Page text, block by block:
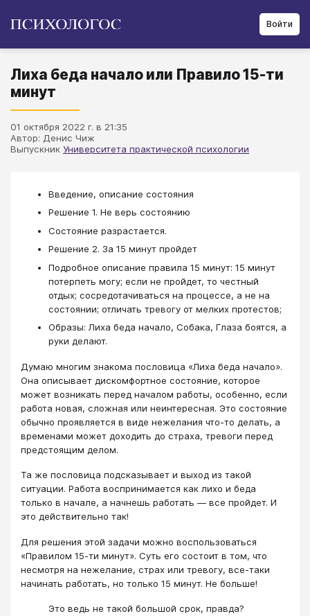
Войти
Лиха беда начало или Правило 15-ти
минут
01 октября 2022 г. в 21:35
Автор: Денис Чиж
Выпускник Университета практической психологии
Введение, описание состояния
Решение 1. Не верь состоянию
Состояние разрастается.
Решение 2. За 15 минут пройдет
Подробное описание правила 15 минут: 15 минут
потерпеть могу; если не пройдет, то честный
отдых; сосредотачиваться на процессе, а не на
состоянии; отличать тревогу от мелких протестов;
Образы: Лиха беда начало, Собака, Глаза боятся, а
руки делают.
Думаю многим знакома пословица «Лиха беда начало».
Она описывает дискомфортное состояние, которое
может возникать перед началом работы, особенно, если
работа новая, сложная или неинтересная. Это состояние
обычно проявляется в виде нежелания что-то делать, а
временами может доходить до страха, тревоги перед
предстоящим делом.
Та же пословица подсказывает и выход из такой
ситуации. Работа воспринимается как лихо и беда
только в начале, а начнешь работать — все пройдет. И
это действительно так!
Для решения этой задачи можно воспользоваться
«Правилом 15-ти минут». Суть его состоит в том, что
несмотря на нежелание, страх или тревогу, все-таки
начинать работать, но только 15 минут. Не больше!
Это ведь не такой большой срок, правда?